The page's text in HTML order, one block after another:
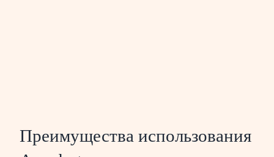
Преимущества использования